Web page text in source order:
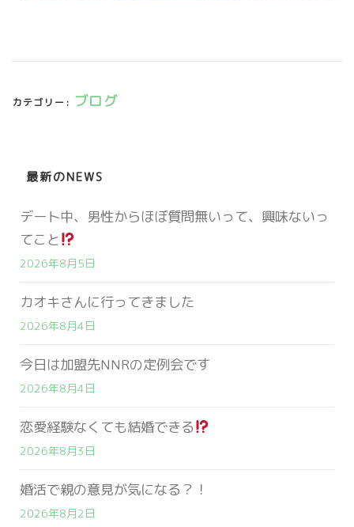
カテゴリー: ブログ
最新のNEWS
デート中、男性からほぼ質問無いって、興味ないっ
てこと
2026年8月5日
カオキさんに行ってきました
2026年8月4日
今日は加盟先NNRの定例会です
2026年8月4日
恋愛経験なくても結婚できる
2026年8月3日
婚活で親の意見が気になる？！
2026年8月2日